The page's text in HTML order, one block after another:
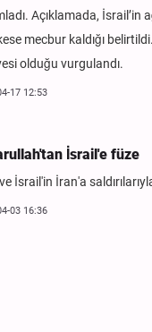
Açıklamada, İsrail’in
mecbur kaldığı
olduğu vurgulandı.
17 12:53
İsrail'e füze
İsrail'in İran'a
03 16:36